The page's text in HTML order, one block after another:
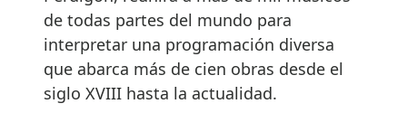
de todas partes del mundo para
interpretar una programación diversa
que abarca más de cien obras desde el
siglo XVIII hasta la actualidad.